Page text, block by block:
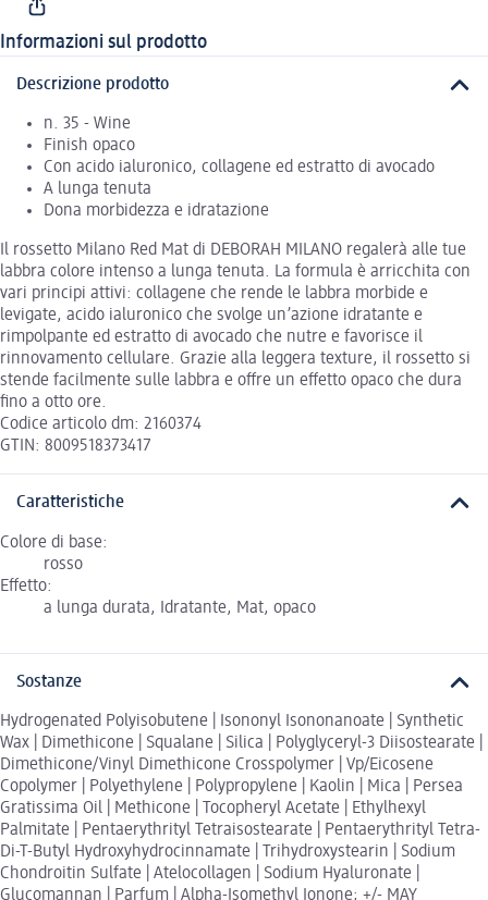
Informazioni sul prodotto
Descrizione prodotto
n. 35 - Wine
Finish opaco
Con acido ialuronico, collagene ed estratto di avocado
A lunga tenuta
Dona morbidezza e idratazione
Il rossetto Milano Red Mat di DEBORAH MILANO regalerà alle tue
labbra colore intenso a lunga tenuta. La formula è arricchita con
vari principi attivi: collagene che rende le labbra morbide e
levigate, acido ialuronico che svolge un’azione idratante e
rimpolpante ed estratto di avocado che nutre e favorisce il
rinnovamento cellulare. Grazie alla leggera texture, il rossetto si
stende facilmente sulle labbra e offre un effetto opaco che dura
fino a otto ore.
Codice articolo dm: 2160374
GTIN: 8009518373417
Caratteristiche
Colore di base:
rosso
Effetto:
a lunga durata, Idratante, Mat, opaco
Sostanze
Hydrogenated Polyisobutene | Isononyl Isononanoate | Synthetic
Wax | Dimethicone | Squalane | Silica | Polyglyceryl-3 Diisostearate |
Dimethicone/Vinyl Dimethicone Crosspolymer | Vp/Eicosene
Copolymer | Polyethylene | Polypropylene | Kaolin | Mica | Persea
Gratissima Oil | Methicone | Tocopheryl Acetate | Ethylhexyl
Palmitate | Pentaerythrityl Tetraisostearate | Pentaerythrityl Tetra-
Di-T-Butyl Hydroxyhydrocinnamate | Trihydroxystearin | Sodium
Chondroitin Sulfate | Atelocollagen | Sodium Hyaluronate |
Glucomannan | Parfum | Alpha-Isomethyl Ionone; +/- MAY